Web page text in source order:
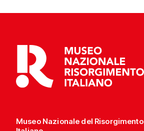
Museo Nazionale del Risorgimento